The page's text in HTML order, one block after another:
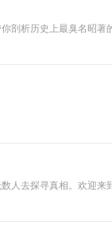
析历史上最臭名昭著
案追凶」，我是阿东。 在
们的逻辑推理，再到嫌
追凶」都将带你踏上